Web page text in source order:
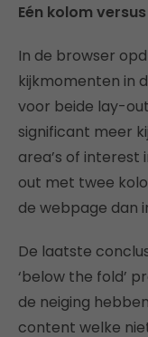
Eén kolom
In de browser
kijkmomenten in
voor beide lay-
significant meer
area’s of
out met twee
de webpage dan
De laatste
‘below the fold’
de neiging
content welke